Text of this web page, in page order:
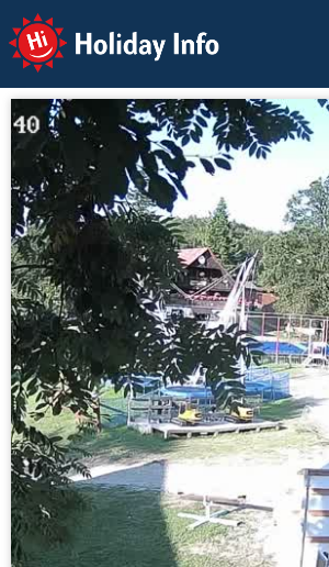
Holiday Info